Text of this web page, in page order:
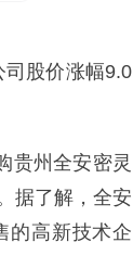
股价涨幅9.0
贵州全安密灵
据了解，全安
的高新技术企